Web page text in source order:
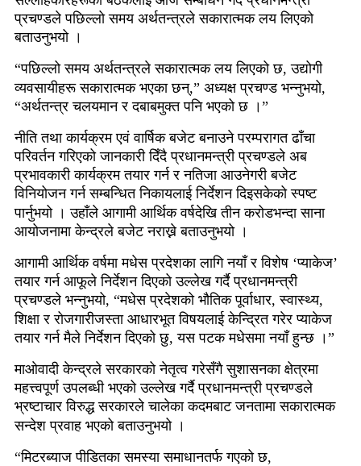
प्रचण्डले पछिल्लो समय अर्थतन्त्रले सकारात्मक लय लिएको
बताउनुभयो ।
“पछिल्लो समय अर्थतन्त्रले सकारात्मक लय लिएको छ, उद्योगी
व्यवसायीहरू सकारात्मक भएका छन्,” अध्यक्ष प्रचण्ड भन्नुभयो,
“अर्थतन्त्र चलयमान र दबाबमुक्त पनि भएको छ ।”
नीति तथा कार्यक्रम एवं वार्षिक बजेट बनाउने परम्परागत ढाँचा
परिवर्तन गरिएको जानकारी दिँदै प्रधानमन्त्री प्रचण्डले अब
प्रभावकारी कार्यक्रम तयार गर्न र नतिजा आउनेगरी बजेट
विनियोजन गर्न सम्बन्धित निकायलाई निर्देशन दिइसकेको स्पष्ट
पार्नुभयो । उहाँले आगामी आर्थिक वर्षदेखि तीन करोडभन्दा साना
आयोजनामा केन्द्रले बजेट नराख्ने बताउनुभयो ।
आगामी आर्थिक वर्षमा मधेस प्रदेशका लागि नयाँ र विशेष ‘प्याकेज’
तयार गर्न आफूले निर्देशन दिएको उल्लेख गर्दै प्रधानमन्त्री
प्रचण्डले भन्नुभयो, “मधेस प्रदेशको भौतिक पूर्वाधार, स्वास्थ्य,
शिक्षा र रोजगारीजस्ता आधारभूत विषयलाई केन्द्रित गरेर प्याकेज
तयार गर्न मैले निर्देशन दिएको छु, यस पटक मधेसमा नयाँ हुन्छ ।”
माओवादी केन्द्रले सरकारको नेतृत्व गरेसँगै सुशासनका क्षेत्रमा
महत्त्वपूर्ण उपलब्धी भएको उल्लेख गर्दै प्रधानमन्त्री प्रचण्डले
भ्रष्टाचार विरुद्ध सरकारले चालेका कदमबाट जनतामा सकारात्मक
सन्देश प्रवाह भएको बताउनुभयो ।
“मिटरब्याज पीडितका समस्या समाधानतर्फ गएको छ,